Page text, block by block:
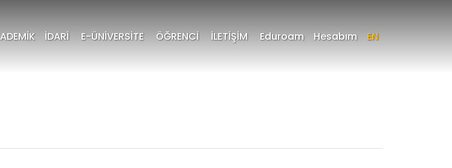
İDARİ E-ÜNİVERSİTE ÖĞRENCİ İLETİŞİM Eduroam Hesabım EN